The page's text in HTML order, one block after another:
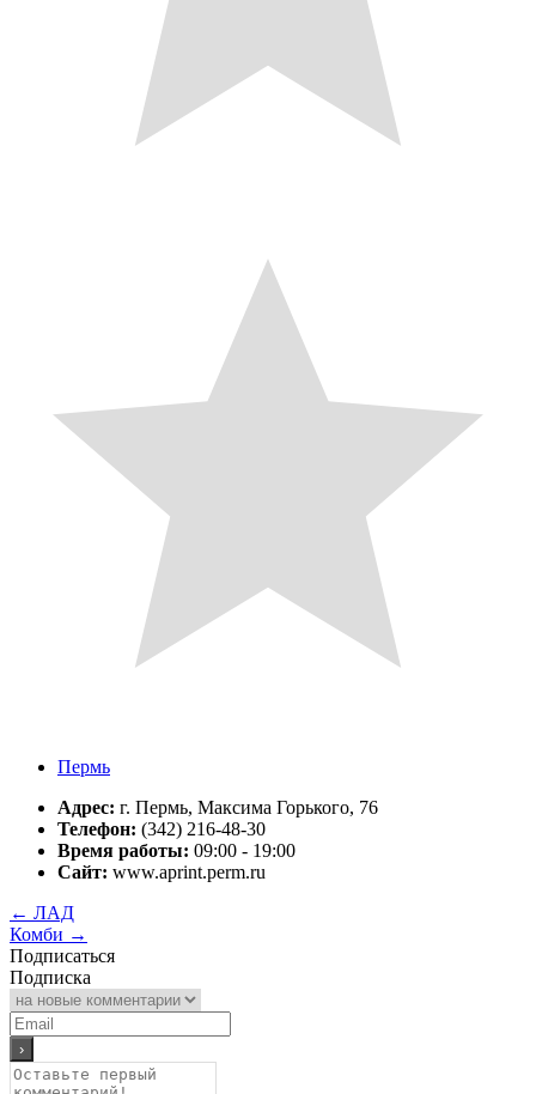
Пермь
Адрес: г. Пермь, Максима Горького, 76
Телефон: (342) 216-48-30
Время работы: 09:00 - 19:00
Сайт: www.aprint.perm.ru
← ЛАД
Комби →
Подписаться
Подписка